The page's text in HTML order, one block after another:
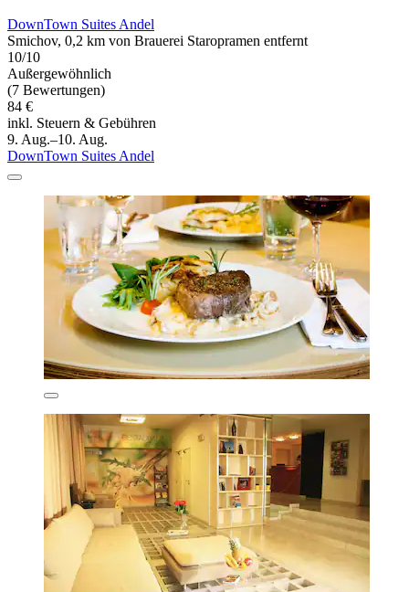
DownTown Suites Andel
Smichov, 0,2 km von Brauerei Staropramen entfernt
10/10
Außergewöhnlich
(7 Bewertungen)
84 €
inkl. Steuern & Gebühren
9. Aug.–10. Aug.
DownTown Suites Andel